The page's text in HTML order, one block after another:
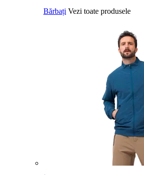
Bărbați Vezi toate produsele